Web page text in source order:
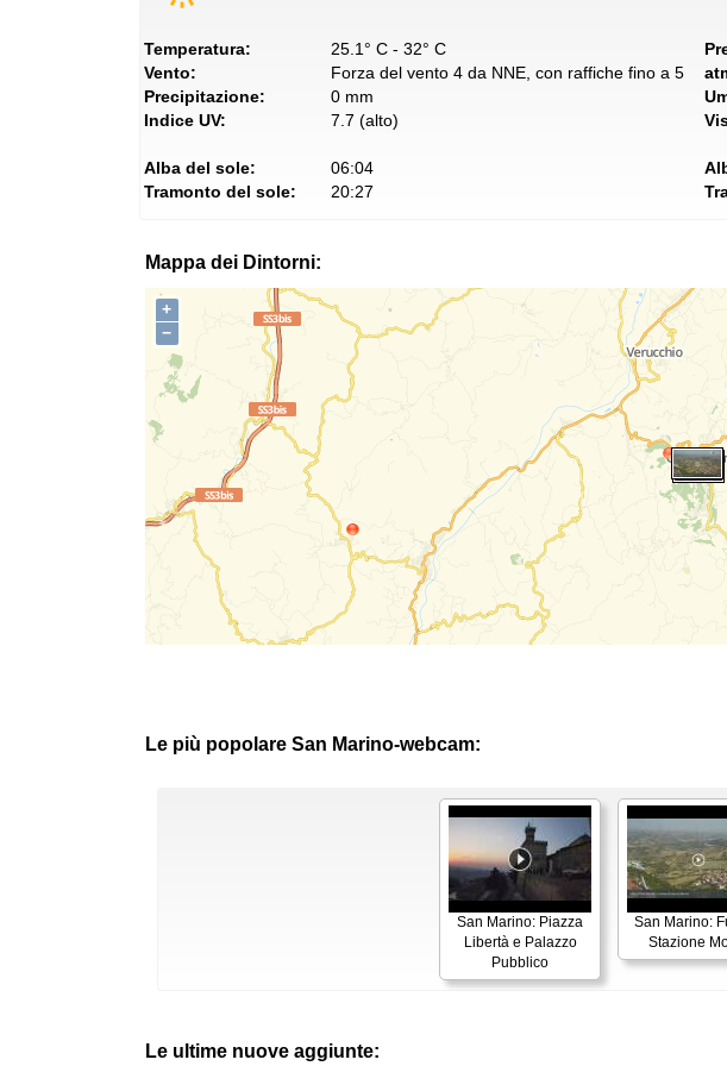
Temperatura:
25.1° C - 32° C
Vento:
Forza del vento 4 da NNE, con raffiche fino a 5
Precipitazione:
0 mm
Indice UV:
7.7 (alto)
Alba del sole:
06:04
Tramonto del sole:
20:27
Mappa dei Dintorni:
+
−
Le più popolare San Marino-webcam:
San Marino: Piazza
Libertà e Palazzo
Pubblico
San Marino:
Stazione
Le ultime nuove aggiunte: